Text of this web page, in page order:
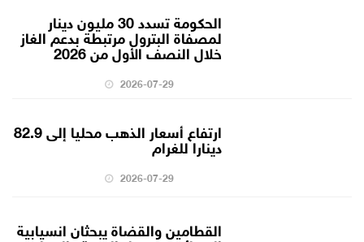
الحكومة تسدد 30 مليون دينار
لمصفاة البترول مرتبطة بدعم الغاز
خلال النصف الأول من 2026
2026-07-29
ارتفاع أسعار الذهب محليا إلى 82.9
دينارا للغرام
2026-07-29
القطامين والقضاة يبحثان انسيابية